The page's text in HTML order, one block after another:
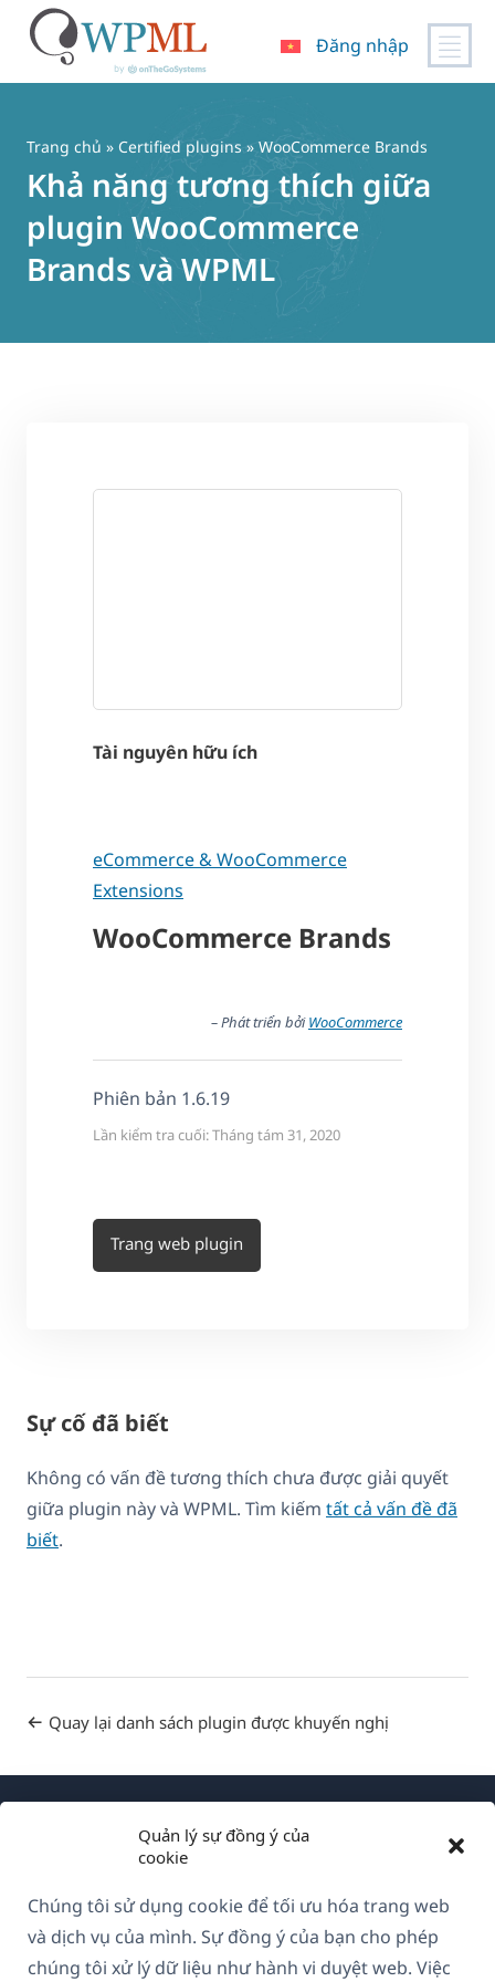
Quản lý sự đồng ý của
cookie
Chúng tôi sử dụng cookie để tối ưu hóa trang web
và dịch vụ của mình. Sự đồng ý của bạn cho phép
chúng tôi xử lý dữ liệu như hành vi duyệt web. Việc
Đăng nhập
Trang chủ » Certified plugins » WooCommerce Brands
Khả năng tương thích giữa
plugin WooCommerce
Brands và WPML
Tài nguyên hữu ích
eCommerce & WooCommerce
Extensions
WooCommerce Brands
– Phát triển bởiWooCommerce
Phiên bản 1.6.19
Lần kiểm tra cuối: Tháng tám 31, 2020
Trang web plugin
Sự cố đã biết
Không có vấn đề tương thích chưa được giải quyết
giữa plugin này và WPML. Tìm kiếm tất cả vấn đề đã
biết.
Quay lại danh sách plugin được khuyến nghị
GDPR & Chính sách Bảo mật